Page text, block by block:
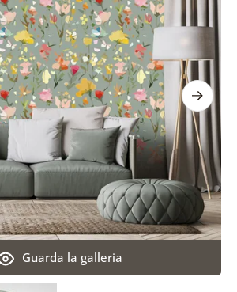
Guarda la galleria